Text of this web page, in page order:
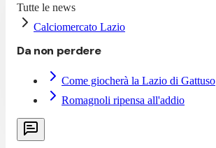
Tutte le news
Calciomercato Lazio
Da non perdere
Come giocherà la Lazio di Gattuso
Romagnoli ripensa all'addio